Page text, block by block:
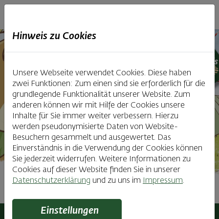
Haubiversum Kinderbackstube
Hinweis zu Cookies
Unsere Webseite verwendet Cookies. Diese haben
zwei Funktionen: Zum einen sind sie erforderlich für die
grundlegende Funktionalität unserer Website. Zum
anderen können wir mit Hilfe der Cookies unsere
Inhalte für Sie immer weiter verbessern. Hierzu
werden pseudonymisierte Daten von Website-
Besuchern gesammelt und ausgewertet. Das
Einverständnis in die Verwendung der Cookies können
Sie jederzeit widerrufen. Weitere Informationen zu
Cookies auf dieser Website finden Sie in unserer
Datenschutzerklärung und zu uns im Impressum.
Einstellungen